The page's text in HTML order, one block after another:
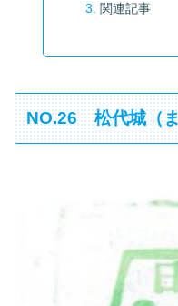
関連記事
NO.26 松代城（